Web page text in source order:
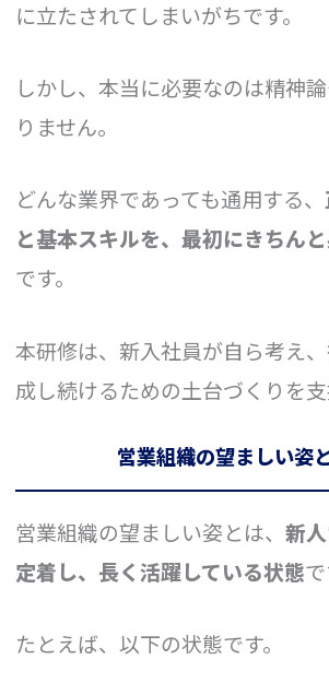
に立たされてしまいがちです。
しかし、本当に必要なのは精神
りません。
どんな業界であっても通用する、
と基本スキルを、最初にきちん
です。
本研修は、新入社員が自ら考え
成し続けるための土台づくりを支
営業組織の望ましい姿
営業組織の望ましい姿とは、 新
定着し、長く活躍している状態で
たとえば、以下の状態です。